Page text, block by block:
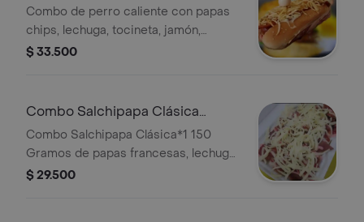
Bebida
Combo de perro caliente con papas
chips, lechuga, tocineta, jamón,
huevos de codorniz y salsas. Incluye
$ 33.500
Combo Salchipapa Clásica
Bebida
Combo Salchipapa Clásica*1 150
Gramos de papas francesas, lechuga,
salchicha, paps chips, queso y salas,
$ 29.500